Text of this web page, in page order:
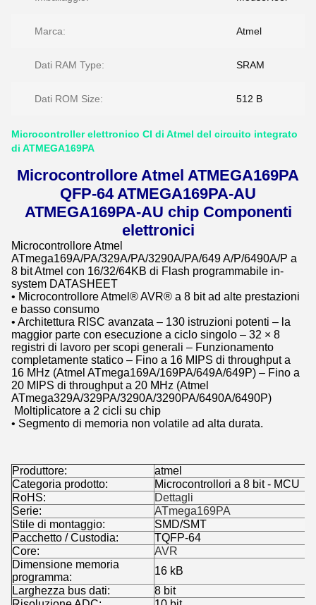
Marca: Atmel
Dati RAM Type: SRAM
Dati ROM Size: 512 B
Microcontroller elettronico CI di Atmel del circuito integrato
di ATMEGA169PA
Microcontrollore Atmel ATMEGA169PA
QFP-64 ATMEGA169PA-AU
ATMEGA169PA-AU chip Componenti
elettronici
Microcontrollore Atmel
ATmega169A/PA/329A/PA/3290A/PA/649 A/P/6490A/P a
8 bit Atmel con 16/32/64KB di Flash programmabile in-
system DATASHEET
• Microcontrollore Atmel® AVR® a 8 bit ad alte prestazioni
e basso consumo
• Architettura RISC avanzata – 130 istruzioni potenti – la
maggior parte con esecuzione a ciclo singolo – 32 × 8
registri di lavoro per scopi generali – Funzionamento
completamente statico – Fino a 16 MIPS di throughput a
16 MHz (Atmel ATmega169A/169PA/649A/649P) – Fino a
20 MIPS di throughput a 20 MHz (Atmel
ATmega329A/329PA/3290A/3290PA/6490A/6490P)
Moltiplicatore a 2 cicli su chip
• Segmento di memoria non volatile ad alta durata.
Produttore:
atmel
Categoria prodotto:
Microcontrollori a 8 bit - MCU
RoHS:
Dettagli
Serie:
ATmega169PA
Stile di montaggio:
SMD/SMT
Pacchetto / Custodia:
TQFP-64
Core:
AVR
Dimensione memoria
programma:
16 kB
Larghezza bus dati:
8 bit